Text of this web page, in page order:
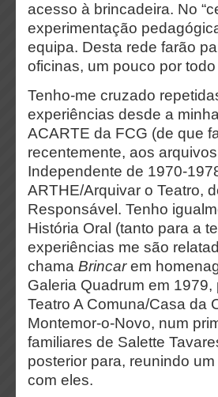
acesso à brincadeira. No
experimentação
equipa. Desta rede farão
oficinas, um pouco por
Tenho-me cruzado
experiências desde a
ACARTE da FCG (de que
recentemente, aos
Independente de 1970-
ARTHE/Arquivar o Teatro,
Responsável. Tenho
História Oral (tanto para a
experiências me são
chama Brincarem
Galeria Quadrum em
Teatro A Comuna/Casa da
Montemor-o-Novo, num
familiares de Salette
posterior para, reunindo
com eles.